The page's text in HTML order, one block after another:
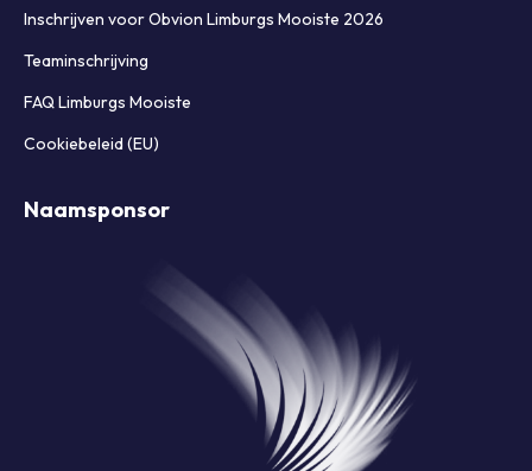
Inschrijven voor Obvion Limburgs Mooiste 2026
Teaminschrijving
FAQ Limburgs Mooiste
Cookiebeleid (EU)
Naamsponsor